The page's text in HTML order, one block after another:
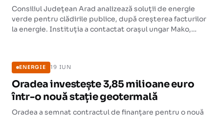
Consiliul Județean Arad analizează soluții de energie
verde pentru clădirile publice, după creșterea facturilor
la energie. Instituția a contactat orașul ungar Mako,
ENERGIE 19 IUN
Oradea investește 3,85 milioane euro
într-o nouă stație geotermală
Oradea a semnat contractul de finanțare pentru o nouă